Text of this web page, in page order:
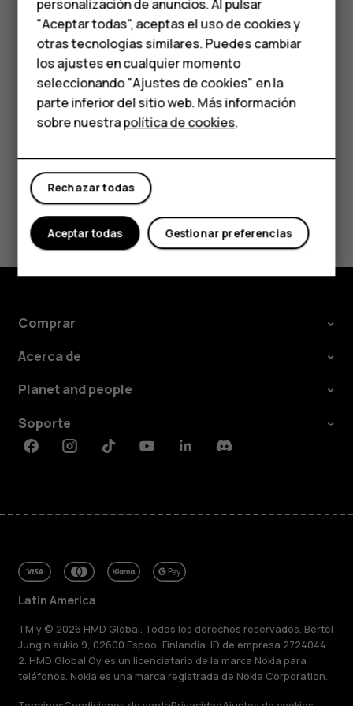
Teléfonos para
personas mayores
HMD Terra M
Comprar
Mi cuenta
riesgos para la salud. Todos los productos de HMD Global
cumplen con los estándares de producción
internacionales vigentes de la industria y con todos los
requisitos establecidos por las agencias
gubernamentales competentes.
¿Te ha parecido útil?
Sí No
Comprar
Acerca de
Planet and people
Soporte
FacebookInstagramTiktokYoutubeLinkedinDiscord
Latin America
TM y © 2026 HMD Global. Todos los derechos reservados. Bertel
Jungin aukio 9, 02600 Espoo, Finlandia. ID de empresa 2724044-
2. HMD Global Oy es un licenciatario de la marca Nokia para
teléfonos. Nokia es una marca registrada de Nokia Corporation.
personalización de anuncios. Al pulsar
"Aceptar todas", aceptas el uso de cookies y
otras tecnologías similares. Puedes cambiar
los ajustes en cualquier momento
seleccionando "Ajustes de cookies" en la
parte inferior del sitio web. Más información
sobre nuestrapolítica de cookies.
Rechazar todas
Gestionar preferencias
Aceptar todas